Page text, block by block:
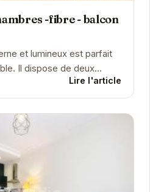
-fibre - balcon
et lumineux est parfait
Il dispose de deux
d'une cuisine équipée, et...
Lire l'article